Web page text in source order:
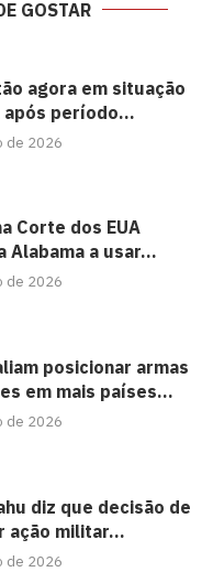
GOSTAR
agora em situação
período...
de 2026
Corte dos EUA
Alabama a usar...
de 2026
posicionar armas
em mais países...
de 2026
diz que decisão de
ação militar...
de 2026